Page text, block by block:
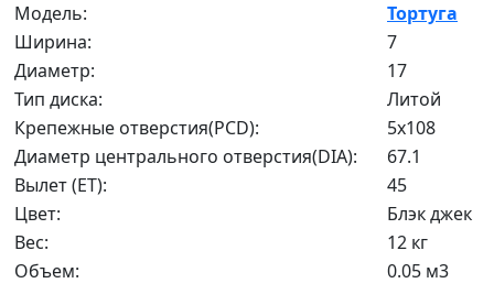
Модель:
Тортуга
Ширина:
7
Диаметр:
17
Тип диска:
Литой
Крепежные отверстия(PCD):
5x108
Диаметр центрального отверстия(DIA):
67.1
Вылет (ET):
45
Цвет:
Блэк джек
Вес:
12 кг
Объем:
0.05 м3